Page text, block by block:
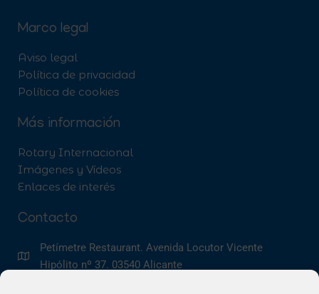
Marco legal
Aviso legal
Política de privacidad
Política de cookies
Más información
Rotary Internacional
Imágenes y Vídeos
Enlaces de interés
Contacto
Petímetre Restaurant. Avenida Locutor Vicente
Hipólito nº 37. 03540 Alicante